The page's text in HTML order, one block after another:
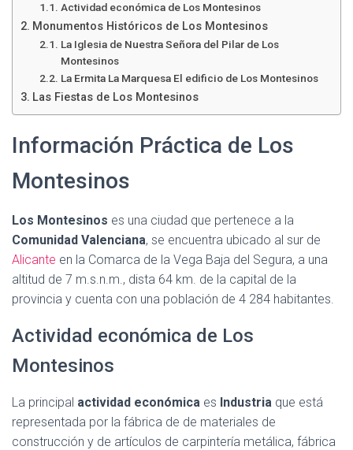
Actividad económica de Los Montesinos
Monumentos Históricos de Los Montesinos
La Iglesia de Nuestra Señora del Pilar de Los
Montesinos
La Ermita La Marquesa El edificio de Los Montesinos
Las Fiestas de Los Montesinos
Información Práctica de Los
Montesinos
Los Montesinos es una ciudad que pertenece a la
Comunidad Valenciana, se encuentra ubicado al sur de
Alicante en la Comarca de la Vega Baja del Segura, a una
altitud de 7 m.s.n.m., dista 64 km. de la capital de la
provincia y cuenta con una población de 4 284 habitantes.
Actividad económica de Los
Montesinos
La principal actividad económica es Industria que está
representada por la fábrica de de materiales de
construcción y de artículos de carpintería metálica, fábrica